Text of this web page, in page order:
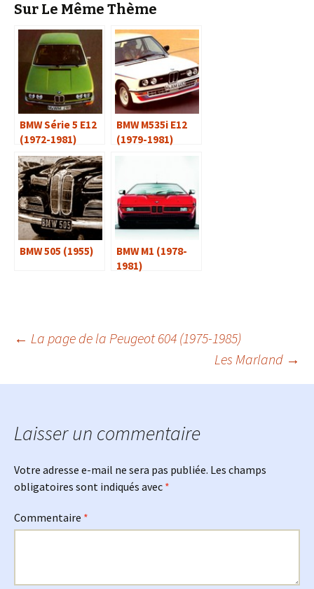
Sur Le Même Thème
BMW Série 5 E12
(1972-1981)
BMW M535i E12
(1979-1981)
BMW 505 (1955)
BMW M1 (1978-
1981)
Navigation
des
articles
← La page de la Peugeot 604 (1975-1985)
Les Marland →
Laisser un commentaire
Votre adresse e-mail ne sera pas publiée. Les champs
obligatoires sont indiqués avec *
Commentaire *